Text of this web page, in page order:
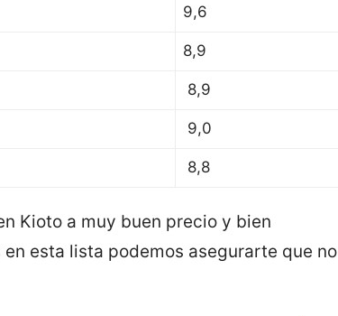
9,6
8,9
8,9
9,0
8,8
Kioto a muy buen precio y bien
esta lista podemos asegurarte que no